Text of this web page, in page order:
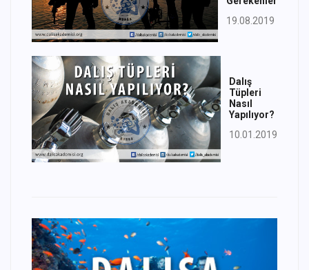
19.08.2019
Dalış
Tüpleri
Nasıl
Yapılıyor?
10.01.2019